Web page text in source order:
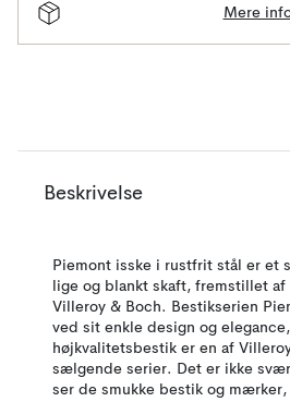
Mere
Beskrivelse
Piemont isske i rustfrit stål er et
lige og blankt skaft, fremstillet
Villeroy & Boch. Bestikserien
ved sit enkle design og
højkvalitetsbestik er en af
sælgende serier. Det er ikke
ser de smukke bestik og